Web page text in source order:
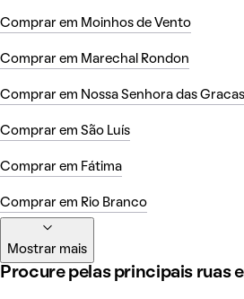
Comprar em Moinhos de Vento
Comprar em Marechal Rondon
Comprar em Nossa Senhora das Gracas
Comprar em São Luís
Comprar em Fátima
Comprar em Rio Branco
Mostrar mais
Procure pelas principais ruas